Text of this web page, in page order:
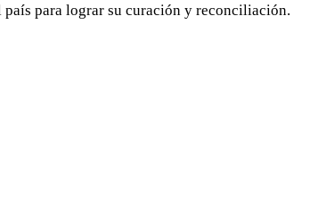
para lograr su curación y reconciliación.